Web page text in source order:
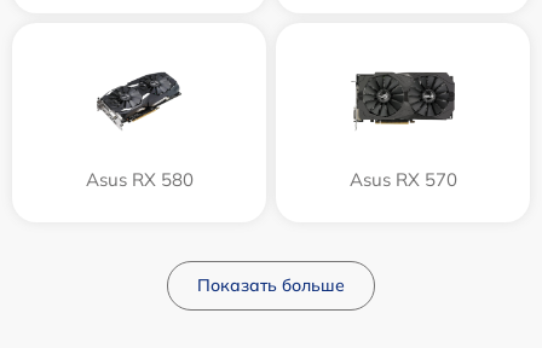
Asus RX 580 Asus RX 570
Показать больше